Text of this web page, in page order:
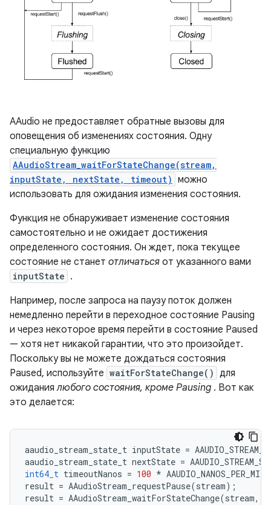
AAudio не предоставляет обратные вызовы для
оповещения об изменениях состояния. Одну
специальную функцию
AAudioStream_waitForStateChange(stream,
inputState, nextState, timeout) можно
использовать для ожидания изменения состояния.
Функция не обнаруживает изменение состояния
самостоятельно и не ожидает достижения
определенного состояния. Он ждет, пока текущее
состояние не станет отличаться от указанного вами
inputState .
Например, после запроса на паузу поток должен
немедленно перейти в переходное состояние Pausing
и через некоторое время перейти в состояние Paused
— хотя нет никакой гарантии, что это произойдет.
Поскольку вы не можете дождаться состояния
Paused, используйте waitForStateChange() для
ожиданиялюбого состояния, кроме Pausing . Вот как
это делается:
aaudio_stream_state_t inputState =
aaudio_stream_state_t nextState =
int64_t timeoutNanos = 100 *
result = AAudioStream_requestPause(stream);
result = AAudioStream_waitForStateChange(stream,